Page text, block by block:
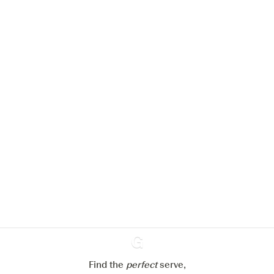
Ginventory
Find the perfectserve,